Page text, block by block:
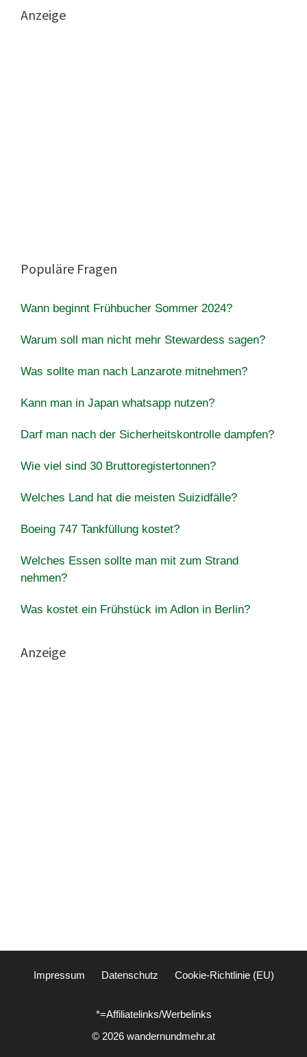
Anzeige
Populäre Fragen
Wann beginnt Frühbucher Sommer 2024?
Warum soll man nicht mehr Stewardess sagen?
Was sollte man nach Lanzarote mitnehmen?
Kann man in Japan whatsapp nutzen?
Darf man nach der Sicherheitskontrolle dampfen?
Wie viel sind 30 Bruttoregistertonnen?
Welches Land hat die meisten Suizidfälle?
Boeing 747 Tankfüllung kostet?
Welches Essen sollte man mit zum Strand
nehmen?
Was kostet ein Frühstück im Adlon in Berlin?
Anzeige
Impressum Datenschutz Cookie-Richtlinie (EU)
*=Affiliatelinks/Werbelinks
© 2026 wandernundmehr.at